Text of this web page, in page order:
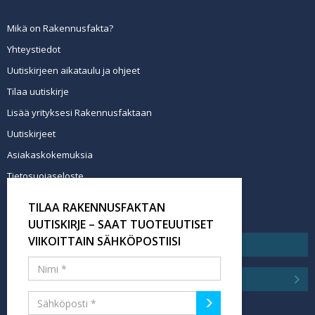
Mikä on Rakennusfakta?
Yhteystiedot
Uutiskirjeen aikataulu ja ohjeet
Tilaa uutiskirje
Lisää yrityksesi Rakennusfaktaan
Uutiskirjeet
Asiakaskokemuksia
Tietosuojaseloste
Tilaa uutiskirje
TILAA RAKENNUSFAKTAN
UUTISKIRJE – SAAT TUOTEUUTISET
VIIKOITTAIN SÄHKÖPOSTIISI